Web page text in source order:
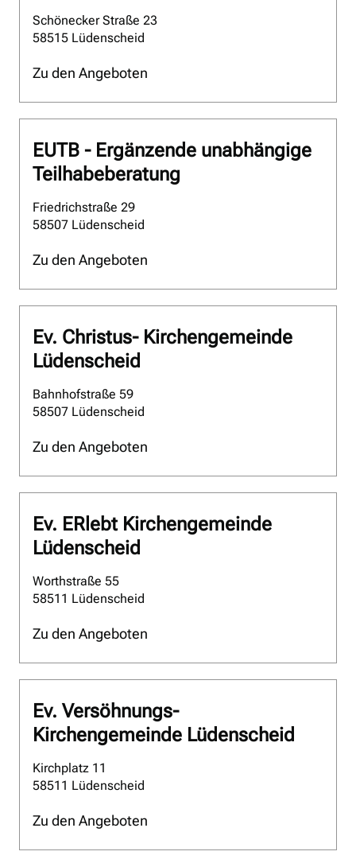
Schönecker Straße 23
58515 Lüdenscheid
Zu den Angeboten
EUTB - Ergänzende unabhängige
Teilhabeberatung
Friedrichstraße 29
58507 Lüdenscheid
Zu den Angeboten
Ev. Christus- Kirchengemeinde
Lüdenscheid
Bahnhofstraße 59
58507 Lüdenscheid
Zu den Angeboten
Ev. ERlebt Kirchengemeinde
Lüdenscheid
Worthstraße 55
58511 Lüdenscheid
Zu den Angeboten
Ev. Versöhnungs-
Kirchengemeinde Lüdenscheid
Kirchplatz 11
58511 Lüdenscheid
Zu den Angeboten